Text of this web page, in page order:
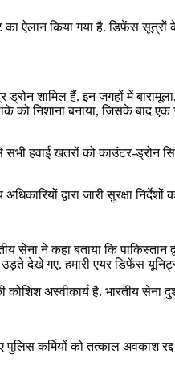
किया गया है. डिफेंस सूत्रों
शामिल हैं. इन जगहों में
निशाना बनाया, जिसके बाद एक
हवाई खतरों को काउंटर-
द्वारा जारी सुरक्षा
ने कहा बताया कि पाकिस्तान
गए. हमारी एयर डिफेंस यूनिट्स
अस्वीकार्य है. भारतीय सेना
कर्मियों को तत्काल अवकाश